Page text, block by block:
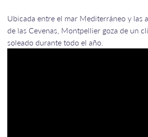
Ubicada entre el mar Mediterráneo y las
de las Cevenas, Montpellier goza de un
soleado durante todo el año.